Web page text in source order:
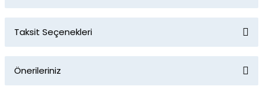
Taksit Seçenekleri
Önerileriniz